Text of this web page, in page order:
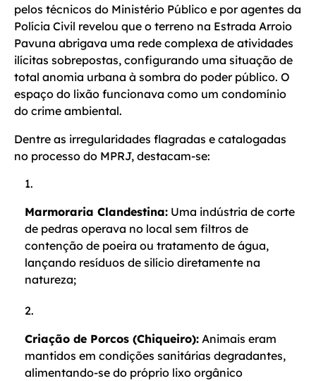
pelos técnicos do Ministério Público e por agentes da
Polícia Civil revelou que o terreno na Estrada Arroio
Pavuna abrigava uma rede complexa de atividades
ilícitas sobrepostas, configurando uma situação de
total anomia urbana à sombra do poder público. O
espaço do lixão funcionava como um condomínio
do crime ambiental.
Dentre as irregularidades flagradas e catalogadas
no processo do MPRJ, destacam-se:
Marmoraria Clandestina: Uma indústria de corte
de pedras operava no local sem filtros de
contenção de poeira ou tratamento de água,
lançando resíduos de silício diretamente na
natureza;
Criação de Porcos (Chiqueiro): Animais eram
mantidos em condições sanitárias degradantes,
alimentando-se do próprio lixo orgânico